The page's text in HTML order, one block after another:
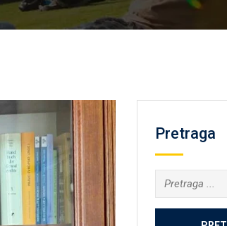
Pretraga